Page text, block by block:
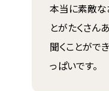
本当に素敵な
とがたくさん
聞くことがで
っぱいです。